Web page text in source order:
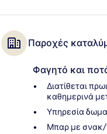
Παροχές
Φαγητό και
Διατίθεται
καθημερινά
Υπηρεσία
Μπαρ με σνακ/